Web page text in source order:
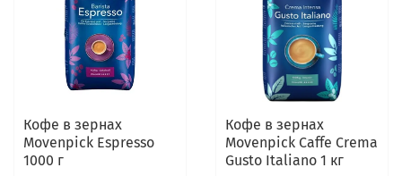
Кофе в зернах
Movenpick Espresso
1000 г
Кофе в зернах
Movenpick Caffe Crema
Gusto Italiano 1 кг